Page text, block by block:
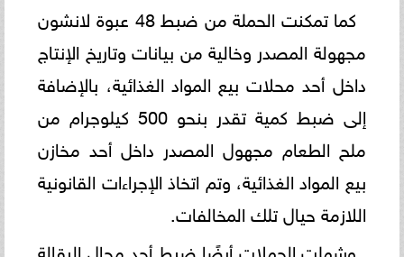
كما تمكنت الحملة من ضبط 48 عبوة لانشون
مجهولة المصدر وخالية من بيانات وتاريخ الإنتاج
داخل أحد محلات بيع المواد الغذائية، بالإضافة
إلى ضبط كمية تقدر بنحو 500 كيلوجرام من
ملح الطعام مجهول المصدر داخل أحد مخازن
بيع المواد الغذائية، وتم اتخاذ الإجراءات القانونية
اللازمة حيال تلك المخالفات.
وشملت الحملات أيضًا ضبط أحد محال البقالة